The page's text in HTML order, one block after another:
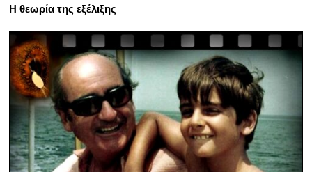
Η θεωρία της εξέλιξης